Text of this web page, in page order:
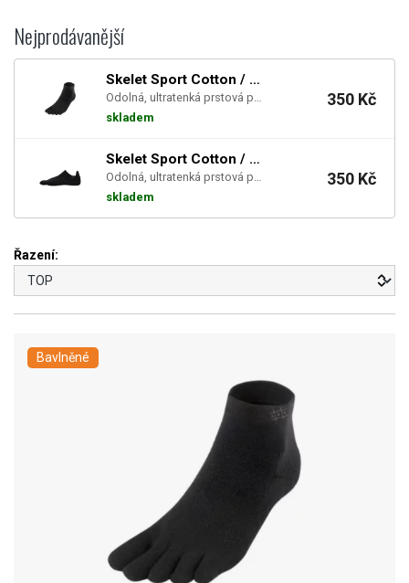
Nejprodávanější
Skelet Sport Cotton / Mini-Crew 2024
Odolná, ultratenká prstová ponožka ve výšce těsně nad kotník. Maximalizujte svůj komfort s Skelet...
skladem
350 Kč
Skelet Sport Cotton / No-Show 2024
Odolná, ultratenká prstová ponožka ve výšce těsně nad kotník. Maximalizujte svůj komfort s Skelet...
skladem
350 Kč
Řazení:
Bavlněné